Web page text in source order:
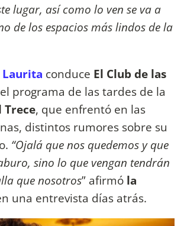
lugar, así como lo ven se va a
de los espacios más lindos de la
Laurita conduce El Club de las
programa de las tardes de la
Trece, que enfrentó en las
distintos rumores sobre su
“Ojalá que nos quedemos y que
sino lo que vengan tendrán
que nosotros” afirmó la
una entrevista días atrás.